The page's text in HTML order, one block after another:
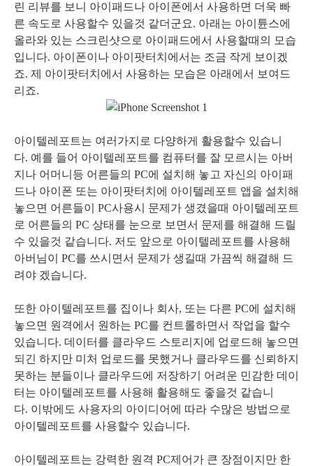
린 리뷰를 보니 아이패드나 아이폰에서 사용하면 더욱 빠
른 속도로 사용할수 있을것 같더군요. 아래는 아이튠스에
올라와 있는 스크린샷으로 아이패드에서 사용할때의 모습
입니다. 아이폰이나 아이팟터치에서는 조금 작게 보이겠
죠. 제 아이팟터치에서 사용하는 모습은 아래에서 보여드
리죠.
아이텔레포트는 여러가지로 다양하게 활용할수 있습니
다. 예를 들어 아이텔레포트를 컴퓨터를 잘 모르시는 아버
지나 어머니등 어른들의 PC에 설치해 놓고 자신의 아이패
드나 아이폰 또는 아이팟터치에 아이텔레포트 앱을 설치해
놓으면 어른들이 PC사용시 문제가 생겼을때 아이텔레포트
로 어른들의 PC 상태를 눈으로 보면서 문제를 해결해 드릴
수 있을것 같습니다. 저도 앞으로 아이텔레포트를 사용해
아버님이 PC를 쓰시면서 문제가 생길때 가끔씩 해결해 드
려야 겠습니다.
또한 아이텔레포트를 집이나 회사, 또는 다른 PC에 설치해
놓으면 원격에서 원하는 PC를 컨트롤하면서 작업을 할수
있습니다. 데이터를 클라우드 스토리지에 업로드해 놓으면
되긴 하지만 미처 업로드를 못했거나 클라우드를 신뢰하지
못하는 분들이나 클라우드에 저장하기 어려운 민감한 데이
터는 아이텔레포트를 사용해 활용해도 좋을것 같습니
다. 이밖에도 사용자의 아이디어에 따라 수많은 방법으로
아이텔레포트를 사용할수 있습니다.
아이텔레포트는 강력한 원격 PC제어가 큰 장점이지만 한